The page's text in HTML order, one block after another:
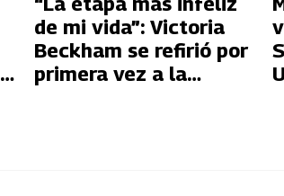
de mi vida”: Victoria
Beckham se refirió por
primera vez a la